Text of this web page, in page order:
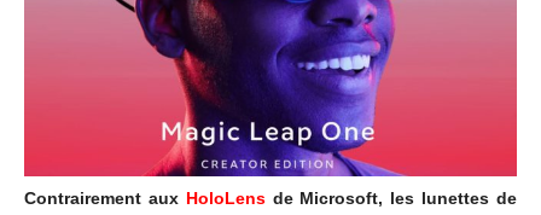
Contrairement aux HoloLensde Microsoft, les lunettes de